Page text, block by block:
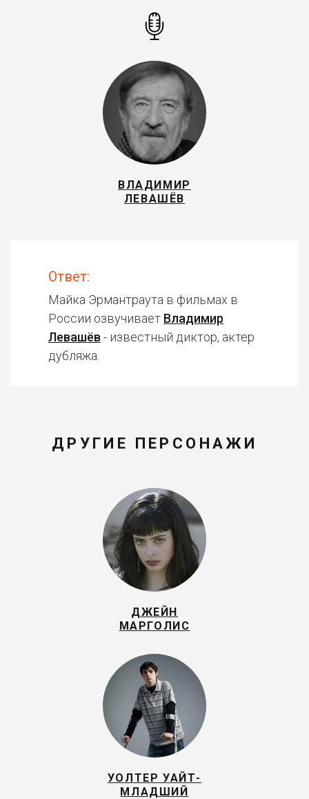
ВЛАДИМИР
ЛЕВАШЁВ
Ответ:
Майка Эрмантраута в фильмах в
России озвучивает Владимир
Левашёв - известный диктор, актер
дубляжа.
ДРУГИЕ ПЕРСОНАЖИ
ДЖЕЙН
МАРГОЛИС
УОЛТЕР УАЙТ-
МЛАДШИЙ